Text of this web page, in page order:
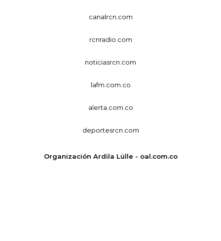
canalrcn.com
rcnradio.com
noticiasrcn.com
lafm.com.co
alerta.com.co
deportesrcn.com
Organización Ardila Lülle - oal.com.co